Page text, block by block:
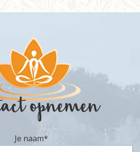
opnemen
Je naam*